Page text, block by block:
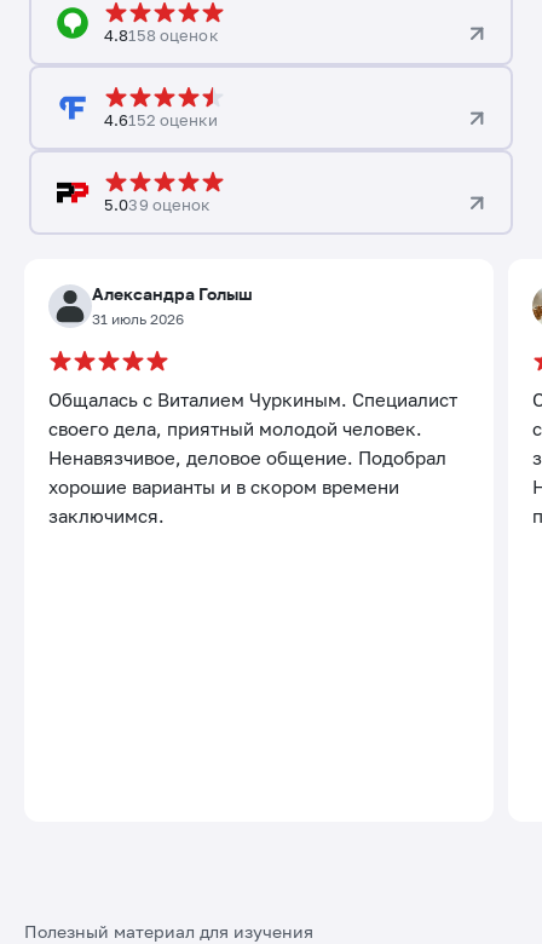
4.8158 оценок
4.6152 оценки
5.039 оценок
Александра Голыш
31 июль 2026
Общалась с Виталием Чуркиным. Специалист
своего дела, приятный молодой человек.
Ненавязчивое, деловое общение. Подобрал
хорошие варианты и в скором времени
заключимся.
Полезный материал для изучения